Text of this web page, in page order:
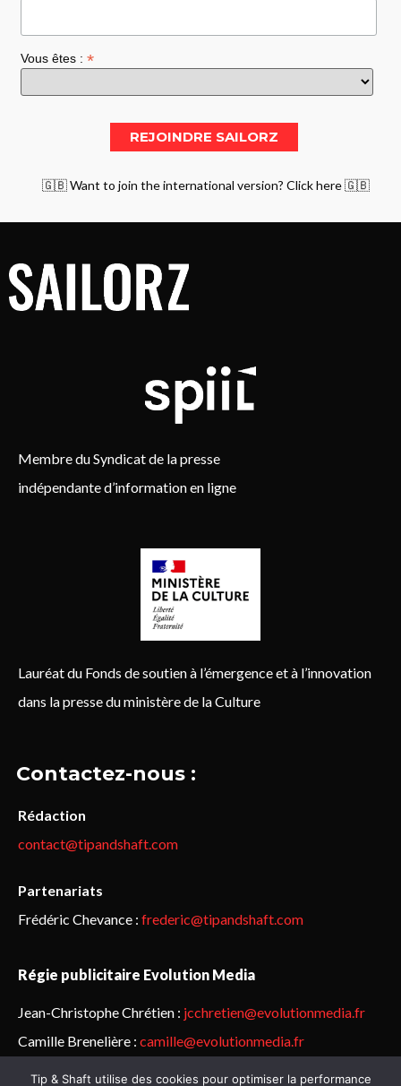
Vous êtes : *
🇬🇧 Want to join the international version? Click here 🇬🇧
Membre du Syndicat de la presse
indépendante d’information en ligne
Lauréat du Fonds de soutien à l’émergence et à l’innovation
dans la presse du ministère de la Culture
Contactez-nous :
Rédaction
contact@tipandshaft.com
Partenariats
Frédéric Chevance : frederic@tipandshaft.com
Régie publicitaire Evolution Media
Jean-Christophe Chrétien : jcchretien@evolutionmedia.fr
Camille Brenelière : camille@evolutionmedia.fr
Tip & Shaft utilise des cookies pour optimiser la performance